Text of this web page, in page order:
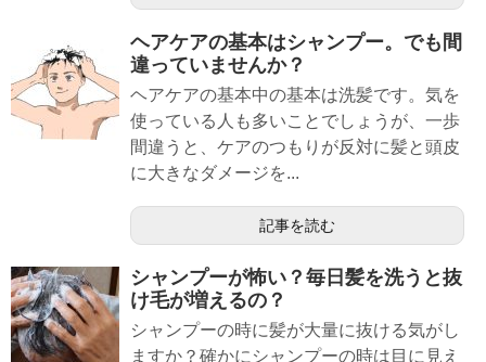
ヘアケアの基本はシャンプー。でも間
違っていませんか？
ヘアケアの基本中の基本は洗髪です。気を
使っている人も多いことでしょうが、一歩
間違うと、ケアのつもりが反対に髪と頭皮
に大きなダメージを...
記事を読む
シャンプーが怖い？毎日髪を洗うと抜
け毛が増えるの？
シャンプーの時に髪が大量に抜ける気がし
ますか？確かにシャンプーの時は目に見え